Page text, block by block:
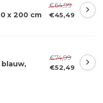
x 200 cm
€64,99
€45,49
blauw,
€74,99
€52,49